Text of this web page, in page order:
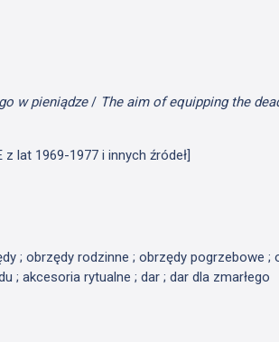
w pieniądze/ The aim of equipping the
z lat 1969-1977 i innych źródeł]
; obrzędy rodzinne ; obrzędy pogrzebowe ;
; akcesoria rytualne ; dar ; dar dla zmarłego